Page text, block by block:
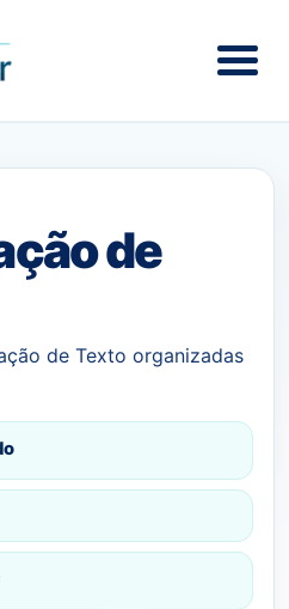
de
de Texto organizadas